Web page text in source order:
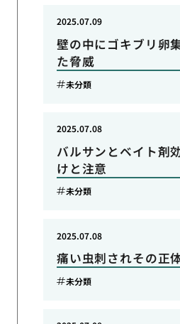
壁の中にゴキブリ卵
た脅威
2025.07.09
未分類
バルサンとベイト剤
けと注意
2025.07.08
未分類
痛い虫刺されその正
2025.07.08
未分類